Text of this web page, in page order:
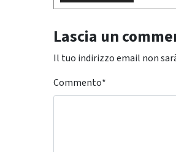
Lascia un
Il tuo indirizzo email non
Commento*